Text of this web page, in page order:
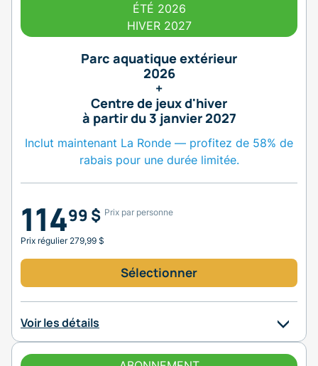
ÉTÉ 2026
HIVER 2027
Parc aquatique extérieur
2026
+
Centre de jeux d'hiver
à partir du 3 janvier 2027
Inclut maintenant La Ronde — profitez de 58% de
rabais pour une durée limitée.
Prix par personne
11499 $
Prix régulier 279,99 $
Sélectionner
Voir les détails